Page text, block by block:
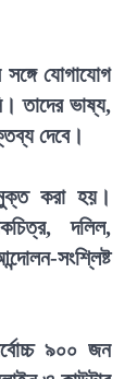
সঙ্গে যোগাযোগ
তাদের ভাষ্য,
দেবে।
করা হয়।
দলিল,
সংশ্লিষ্ট
৯০০ জন